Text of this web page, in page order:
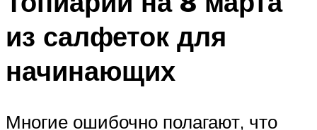
из салфеток для
начинающих
Многие ошибочно полагают, что